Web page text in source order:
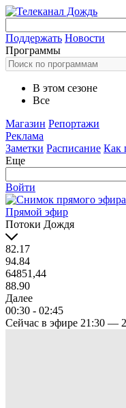
Поддержать Новости
Программы
В этом сезоне
Все
Магазин Репортажи
Реклама
Заметки Расписание Как
Еще
Войти
Прямой эфир
Потоки Дождя
82.17
94.84
64851,44
88.90
Далее
00:30 - 02:45
Сейчас в эфире 21:30 —